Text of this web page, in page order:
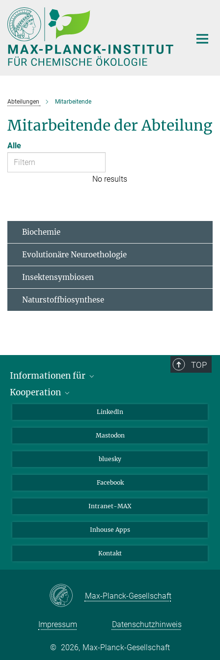
Hauptinhalt
Abteilungen Mitarbeitende
Mitarbeitende der Abteilung
Alle
No results
Biochemie
Evolutionäre Neuroethologie
Insektensymbiosen
Naturstoffbiosynthese
TOP
Informationen für
Journalisten
Kooperation
Beutenberg Campus e.V.
LinkedIn
Mastodon
bluesky
Facebook
Intranet-MAX
Inhouse Apps
Kontakt
Max-Planck-Gesellschaft
Impressum Datenschutzhinweis
© 2026, Max-Planck-Gesellschaft